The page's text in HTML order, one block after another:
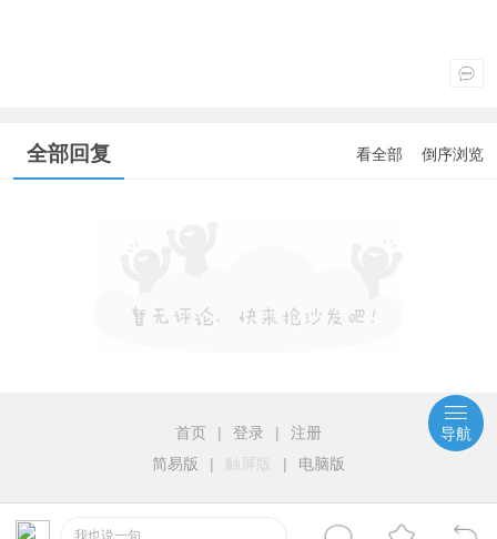
全部回复 看全部 倒序浏览
首页 | 登录 |
注册
简易版
| 触屏版 | 电脑版
导航